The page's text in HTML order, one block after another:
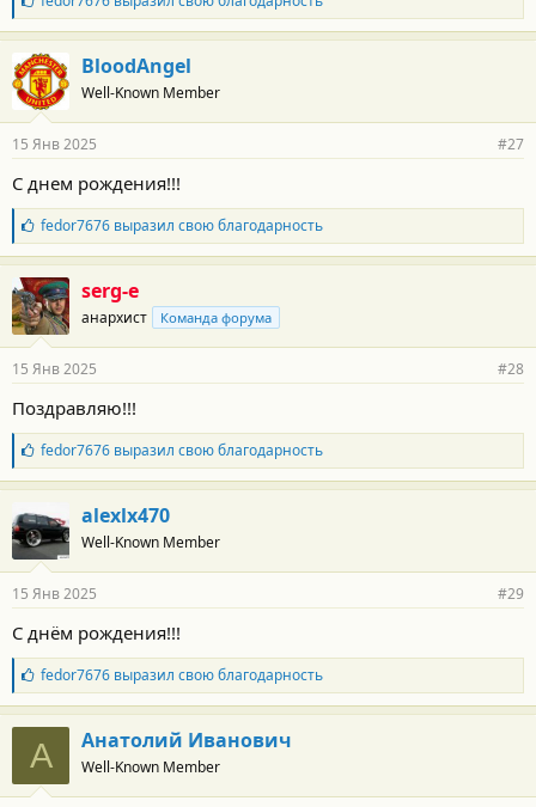
и
:л
а
г
о
д
а
н
с
т
и
:
BloodAngel
Well-Known Member
15 Янв 2025 #27
С днем рождения!!!
Б
л
а
г
о
д
а
н
с
т
и
:
fedor7676выразил свою благодарность
serg-e
анархист Команда форума
15 Янв 2025 #28
Поздравляю!!!
Б
л
а
о
д
а
н
с
т
и
:
fedor7676выразил свою благодарность
alexlx470
Well-Known Member
15 Янв 2025 #29
С днём рождения!!!
Б
л
а
г
о
а
fedor7676выразил свою благодарность
А Анатолий Иванович
Well-Known Member